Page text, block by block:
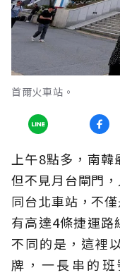
首爾火車站。
上午8點多，南
但不見月台閘門
同台北車站，不
有高達4條捷運路
不同的是，這裡
牌，一長串的